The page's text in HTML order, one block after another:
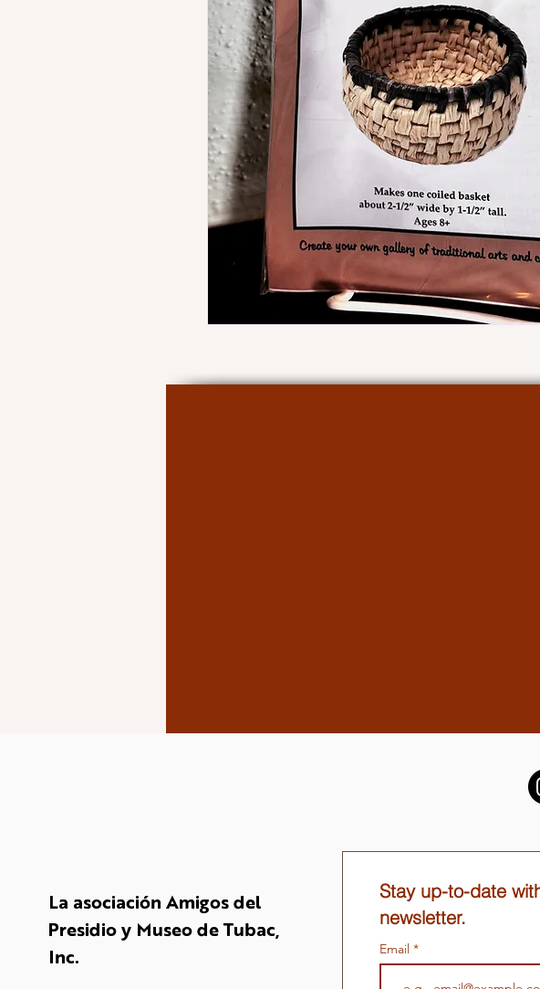
La asociación Amigos del
Presidio y Museo de Tubac,
Inc.
Stay up-to-date
newsletter.
Email